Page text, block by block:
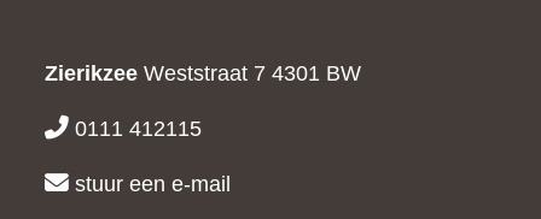
Zierikzee Weststraat 7 4301 BW
0111 412115
stuur een e-mail